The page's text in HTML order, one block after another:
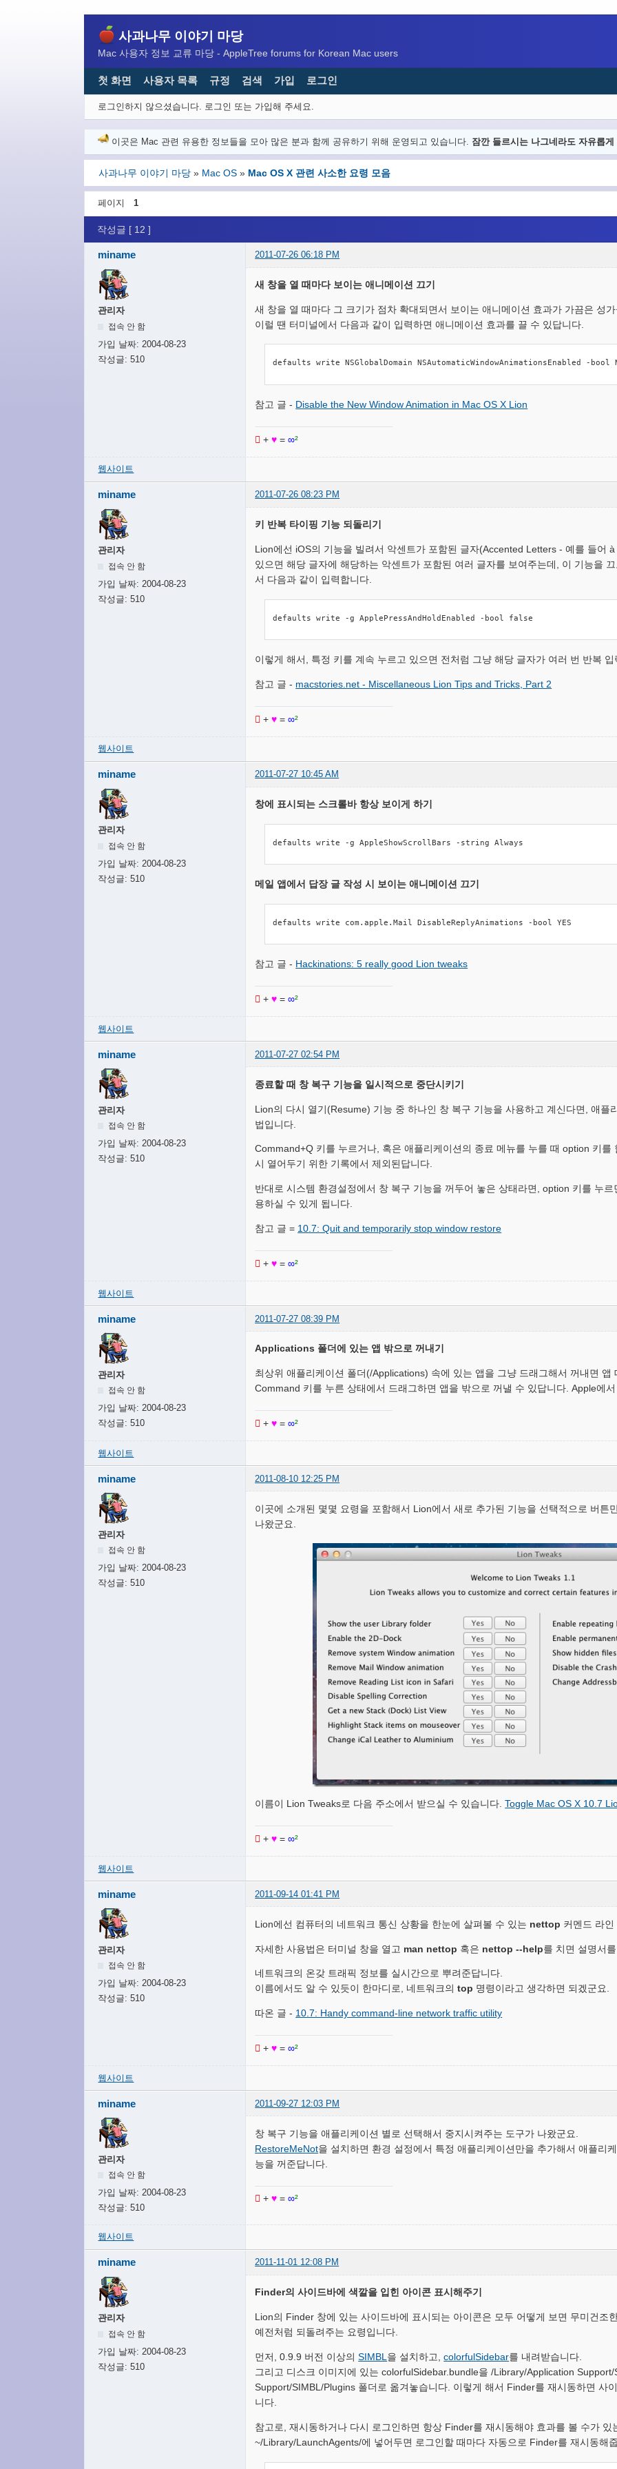
사과나무 이야기 마당
Mac 사용자 정보 교류 마당 - AppleTree forums for Korean Mac users
첫 화면 사용자 목록 규정 검색 가입 로그인
로그인하지 않으셨습니다. 로그인 또는 가입해 주세요.
이곳은 Mac 관련 유용한 정보들을 모아 많은 분과 함께 공유하기 위해 운영되고 있습니다. 잠깐 들르시는 나그네라도 자유롭
사과나무 이야기 마당 » Mac OS » Mac OS X 관련 사소한 요령 모음
페이지 1
작성글 [ 12 ]
miname 2011-07-26 06:18 PM
관리자
접속 안 함
가입 날짜: 2004-08-23
작성글:510
새 창을 열 때마다 보이는 애니메이션 끄기
새 창을 열 때마다 그 크기가 점차 확대되면서 보이는 애니메이션 효과가 가끔은 성가
이럴 땐 터미널에서 다음과 같이 입력하면 애니메이션 효과를 끌 수 있답니다.
defaults write NSGlobalDomain NSAutomaticWindowAnimationsEnabled -bool
참고 글 - Disable the New Window Animation in Mac OS X Lion
 +♥ =∞²
웹사이트
miname 2011-07-26 08:23 PM
관리자
접속 안 함
가입 날짜: 2004-08-23
작성글:510
키 반복 타이핑 기능 되돌리기
Lion에선 iOS의 기능을 빌려서 악센트가 포함된 글자(Accented Letters - 예를 들어
있으면 해당 글자에 해당하는 악센트가 포함된 여러 글자를 보여주는데, 이 기능을
서 다음과 같이 입력합니다.
defaults write -g ApplePressAndHoldEnabled -bool false
이렇게 해서, 특정 키를 계속 누르고 있으면 전처럼 그냥 해당 글자가 여러 번 반복 입
참고 글 - macstories.net - Miscellaneous Lion Tips and Tricks, Part 2
 +♥ =∞²
웹사이트
miname 2011-07-27 10:45 AM
관리자
접속 안 함
가입 날짜: 2004-08-23
작성글:510
창에 표시되는 스크롤바 항상 보이게 하기
defaults write -g AppleShowScrollBars -string Always
메일 앱에서 답장 글 작성 시 보이는 애니메이션 끄기
defaults write com.apple.Mail DisableReplyAnimations -bool YES
참고 글 - Hackinations: 5 really good Lion tweaks
 +♥ =∞²
웹사이트
miname 2011-07-27 02:54 PM
관리자
접속 안 함
가입 날짜:2004-08-23
작성글:510
종료할 때 창 복구 기능을 일시적으로 중단시키기
Lion의 다시 열기(Resume) 기능 중 하나인 창 복구 기능을 사용하고 계신다면, 애플
법입니다.
Command+Q 키를 누르거나, 혹은 애플리케이션의 종료 메뉴를 누를 때 option 키
시 열어두기 위한 기록에서 제외된답니다.
반대로 시스템 환경설정에서 창 복구 기능을 꺼두어 놓은 상태라면, option 키를 누
용하실 수 있게 됩니다.
참고 글 = 10.7: Quit and temporarily stop window restore
 +♥ =∞²
웹사이트
miname 2011-07-27 08:39 PM
관리자
접속 안 함
가입 날짜: 2004-08-23
작성글:510
Applications 폴더에 있는 앱 밖으로 꺼내기
최상위 애플리케이션 폴더(/Applications) 속에 있는 앱을 그냥 드래그해서 꺼내면 앱
Command 키를 누른 상태에서 드래그하면 앱을 밖으로 꺼낼 수 있답니다. Apple에
 +♥ =∞²
웹사이트
miname 2011-08-10 12:25 PM
관리자
접속 안 함
가입 날짜:2004-08-23
작성글:510
이곳에 소개된 몇몇 요령을 포함해서 Lion에서 새로 추가된 기능을 선택적으로 버튼
나왔군요.
이름이 Lion Tweaks로 다음 주소에서 받으실 수 있습니다.Toggle Mac OS X 10.7
 +♥ =∞²
웹사이트
miname 2011-09-14 01:41 PM
관리자
접속 안 함
가입 날짜:2004-08-23
작성글:510
Lion에선 컴퓨터의 네트워크 통신 상황을 한눈에 살펴볼 수 있는 nettop 커멘드 라인
자세한 사용법은 터미널 창을 열고 man nettop 혹은 nettop --help를 치면 설명서
네트워크의 온갖 트래픽 정보를 실시간으로 뿌려준답니다.
이름에서도 알 수 있듯이 한마디로, 네트워크의top 명령이라고 생각하면 되겠군요.
따온 글 - 10.7: Handy command-line network traffic utility
 +♥ =∞²
웹사이트
miname 2011-09-27 12:03 PM
관리자
접속 안 함
가입 날짜:2004-08-23
작성글:510
창 복구 기능을 애플리케이션 별로 선택해서 중지시켜주는 도구가 나왔군요.
RestoreMeNot을 설치하면 환경 설정에서 특정 애플리케이션만을 추가해서 애플리
능을 꺼준답니다.
 +♥ =∞²
웹사이트
miname 2011-11-01 12:08 PM
관리자
접속 안 함
가입 날짜: 2004-08-23
작성글:510
Finder의 사이드바에 색깔을 입힌 아이콘 표시해주기
Lion의 Finder 창에 있는 사이드바에 표시되는 아이콘은 모두 어떻게 보면 무미건조
예전처럼 되돌려주는 요령입니다.
먼저, 0.9.9 버전 이상의SIMBL 을 설치하고,colorfulSidebar를 내려받습니다.
그리고 디스크 이미지에 있는 colorfulSidebar.bundle을 /Library/Application
Support/SIMBL/Plugins 폴더로 옮겨놓습니다. 이렇게 해서 Finder를 재시동하면 사
니다.
참고로, 재시동하거나 다시 로그인하면 항상 Finder를 재시동해야 효과를 볼 수가
~/Library/LaunchAgents/에 넣어두면 로그인할 때마다 자동으로 Finder를 재시동해